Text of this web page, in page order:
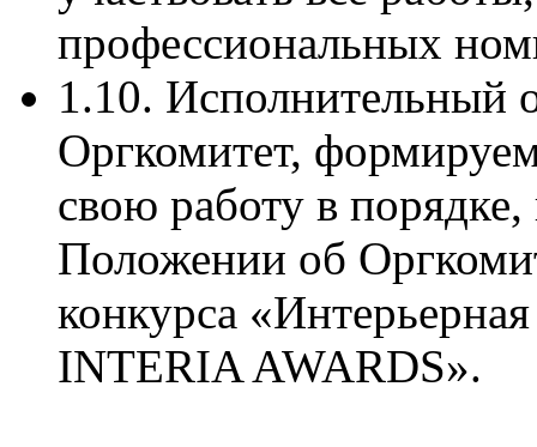
профессиональных
1.10. Исполнительный
Оргкомитет,
свою работу в
Положении об
конкурса
INTERIA AWARDS».